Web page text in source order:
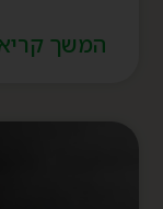
המשך קריאה »